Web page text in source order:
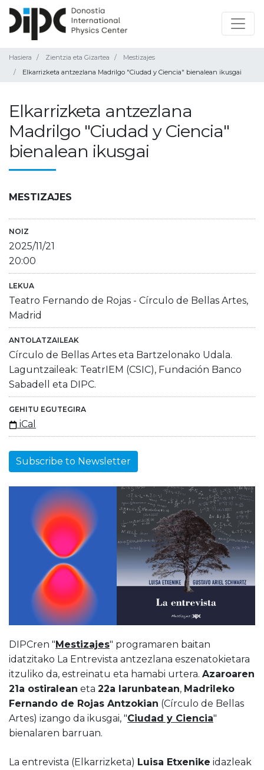
Hasiera Zientzia eta Gizartea
Mestizajes
Elkarrizketa antzezlana Madrilgo "Ciudad y Ciencia" bienalean ikusgai
Elkarrizketa antzezlana
Madrilgo "Ciudad y Ciencia"
bienalean ikusgai
MESTIZAJES
NOIZ
2025/11/21
20:00
LEKUA
Teatro Fernando de Rojas - Círculo de Bellas Artes,
Madrid
ANTOLATZAILEAK
Círculo de Bellas Artes eta Bartzelonako Udala.
Laguntzaileak: TeatrIEM (CSIC), Fundación Banco
Sabadell eta DIPC.
GEHITU EGUTEGIRA
iCal
Subscribe to Newsletter
DIPCren "Mestizajes" programaren baitan
idatzitako La Entrevista antzezlana eszenatokietara
itzuliko da, estreinatu eta hamabi urtera. Azaroaren
21a ostiralean eta 22a larunbatean, Madrileko
Fernando de Rojas Antzokian (Círculo de Bellas
Artes) izango da ikusgai, "Ciudad y Ciencia"
bienalaren barruan.
La entrevista (Elkarrizketa) Luisa Etxenike idazleak